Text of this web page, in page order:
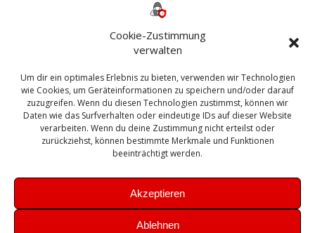
Cookie-Zustimmung
verwalten
Um dir ein optimales Erlebnis zu bieten, verwenden wir Technologien
wie Cookies, um Geräteinformationen zu speichern und/oder darauf
zuzugreifen. Wenn du diesen Technologien zustimmst, können wir
Daten wie das Surfverhalten oder eindeutige IDs auf dieser Website
verarbeiten. Wenn du deine Zustimmung nicht erteilst oder
zurückziehst, können bestimmte Merkmale und Funktionen
beeinträchtigt werden.
Akzeptieren
Ablehnen
Bautagebuch
Exchange firewall Fritzbox
Microsoft
Sanierung SBS Security Server Sicherheit
Sicherung SIEM Sophos SSL Ubuntu
Update Upgrade UTM VCenter VCSA Veeam
VMWare VPN WAZUH Windows
Zertifikat